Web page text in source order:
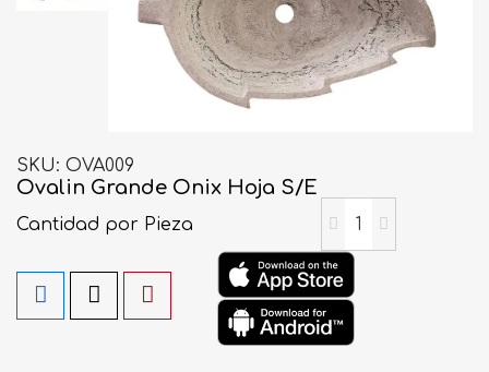
SKU OVA009
Ovalin Grande Onix Hoja S/E
Cantidad por Pieza